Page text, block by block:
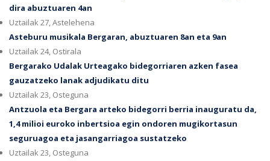
dira abuztuaren 4an
Uztailak 27, Astelehena
Asteburu musikala Bergaran, abuztuaren 8an eta 9an
Uztailak 24, Ostirala
Bergarako Udalak Urteagako bidegorriaren azken fasea
gauzatzeko lanak adjudikatu ditu
Uztailak 23, Osteguna
Antzuola eta Bergara arteko bidegorri berria inauguratu da,
1,4 milioi euroko inbertsioa egin ondoren mugikortasun
seguruagoa eta jasangarriagoa sustatzeko
Uztailak 23, Osteguna